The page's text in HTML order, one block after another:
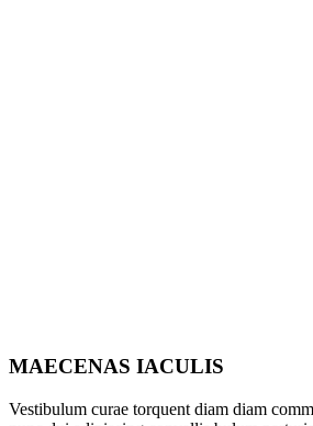
MAECENAS IACULIS
Vestibulum curae torquent diam diam